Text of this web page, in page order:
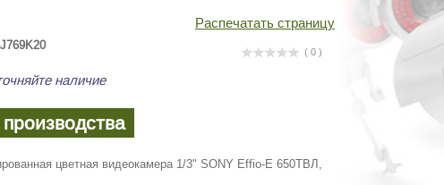
Распечатать страницу
( 0 )
наличие
цветная видеокамера 1/3" SONY Effio-E 650ТВЛ,